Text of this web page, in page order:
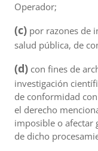
Operador;
(c) por razones de
salud pública, de
(d) con fines de
investigación
de conformidad
el derecho
imposible o afectar
de dicho